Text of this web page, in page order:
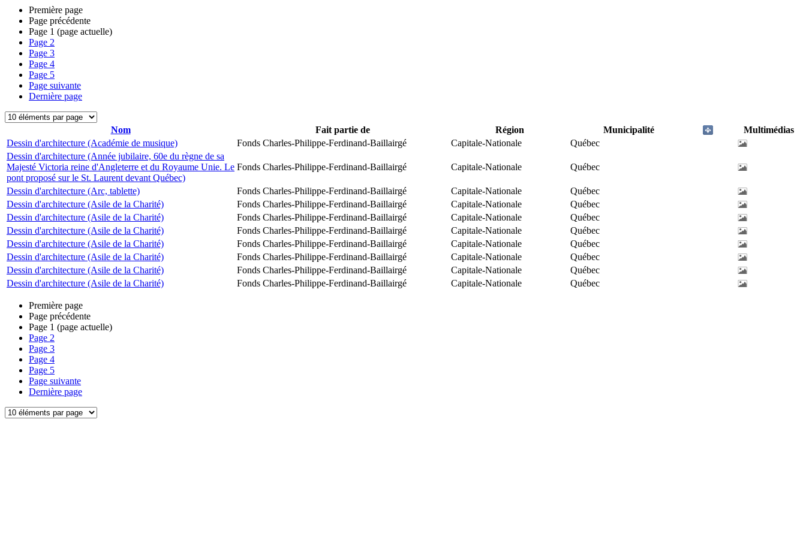
Première page
Page précédente
Page 1 (page actuelle)
Page 2
Page 3
Page 4
Page 5
Page suivante
Dernière page
Nom Fait partie de Région Municipalité
Multimédias
Dessin d'architecture (Académie de musique)
Fonds Charles-Philippe-Ferdinand-Baillairgé Capitale-Nationale
Québec
Dessin d'architecture (Année jubilaire, 60e du règne de sa
Majesté Victoria reine d'Angleterre et du Royaume Unie. Le
pont proposé sur le St. Laurent devant Québec)
Fonds Charles-Philippe-Ferdinand-Baillairgé Capitale-Nationale Québec
Dessin d'architecture (Arc, tablette) Fonds Charles-Philippe-Ferdinand-Baillairgé Capitale-Nationale
Québec
Dessin d'architecture (Asile de la Charité)
Fonds Charles-Philippe-Ferdinand-Baillairgé Capitale-Nationale
Québec
Dessin d'architecture (Asile de la Charité)
Fonds Charles-Philippe-Ferdinand-Baillairgé Capitale-Nationale
Québec
Dessin d'architecture (Asile de la Charité)
Fonds Charles-Philippe-Ferdinand-Baillairgé Capitale-Nationale
Québec
Dessin d'architecture (Asile de la Charité)
Fonds Charles-Philippe-Ferdinand-Baillairgé Capitale-Nationale
Québec
Dessin d'architecture (Asile de la Charité)
Fonds Charles-Philippe-Ferdinand-Baillairgé Capitale-Nationale
Québec
Dessin d'architecture (Asile de la Charité)
Fonds Charles-Philippe-Ferdinand-Baillairgé Capitale-Nationale
Québec
Dessin d'architecture (Asile de la Charité)
Fonds Charles-Philippe-Ferdinand-Baillairgé Capitale-Nationale Québec
Première page
Page précédente
Page 1 (page actuelle)
Page 2
Page 3
Page 4
Page 5
Page suivante
Dernière page